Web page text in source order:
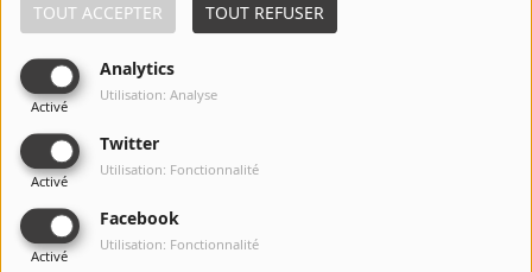
TOUT ACCEPTER TOUT REFUSER
Analytics
Activé
Utilisation: Analyse
Twitter
Activé
Utilisation: Fonctionnalité
Facebook
Activé
Utilisation: Fonctionnalité
Vanessa Guide, reine incontestée de la
Olivier Bronckart… un homme de défis à